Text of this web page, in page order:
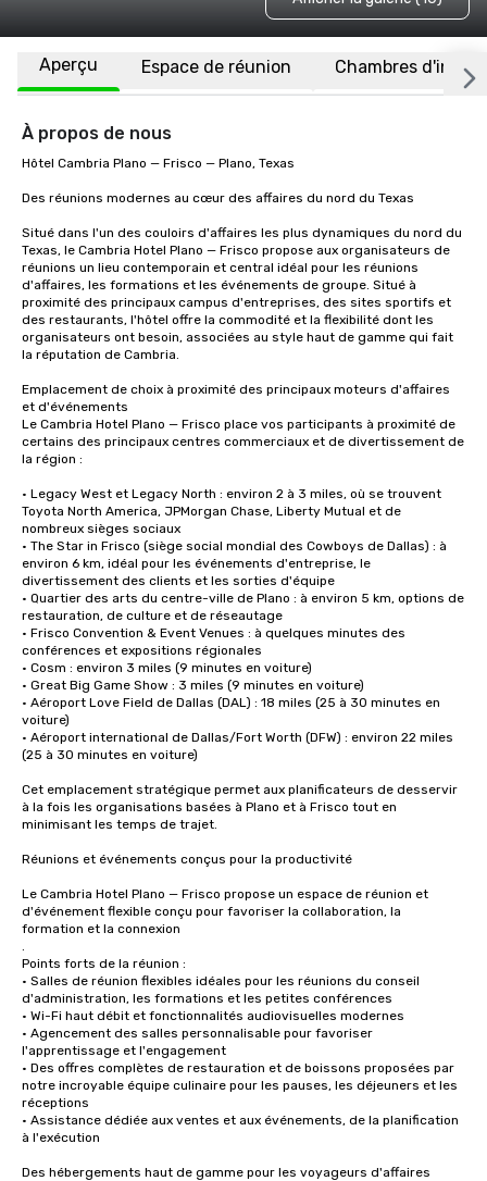
Aperçu Espace de réunion Chambres
À propos de nous
Hôtel Cambria Plano — Frisco — Plano, Texas
Des réunions modernes au cœur des affaires du nord du Texas
Situé dans l'un des couloirs d'affaires les plus dynamiques du nord du
Texas, le Cambria Hotel Plano — Frisco propose aux organisateurs de
réunions un lieu contemporain et central idéal pour les réunions
d'affaires, les formations et les événements de groupe. Situé à
proximité des principaux campus d'entreprises, des sites sportifs et
des restaurants, l'hôtel offre la commodité et la flexibilité dont les
organisateurs ont besoin, associées au style haut de gamme qui fait
la réputation de Cambria.
Emplacement de choix à proximité des principaux moteurs d'affaires
et d'événements
Le Cambria Hotel Plano — Frisco place vos participants à proximité de
certains des principaux centres commerciaux et de divertissement de
la région :
• Legacy West et Legacy North : environ 2 à 3 miles, où se trouvent
Toyota North America, JPMorgan Chase, Liberty Mutual et de
nombreux sièges sociaux
• The Star in Frisco (siège social mondial des Cowboys de Dallas) : à
environ 6 km, idéal pour les événements d'entreprise, le
divertissement des clients et les sorties d'équipe
• Quartier des arts du centre-ville de Plano : à environ 5 km, options de
restauration, de culture et de réseautage
• Frisco Convention & Event Venues : à quelques minutes des
conférences et expositions régionales
• Cosm : environ 3 miles (9 minutes en voiture)
• Great Big Game Show : 3 miles (9 minutes en voiture)
• Aéroport Love Field de Dallas (DAL) : 18 miles (25 à 30 minutes en
voiture)
• Aéroport international de Dallas/Fort Worth (DFW) : environ 22 miles
(25 à 30 minutes en voiture)
Cet emplacement stratégique permet aux planificateurs de desservir
à la fois les organisations basées à Plano et à Frisco tout en
minimisant les temps de trajet.
Réunions et événements conçus pour la productivité
Le Cambria Hotel Plano — Frisco propose un espace de réunion et
d'événement flexible conçu pour favoriser la collaboration, la
formation et la connexion
.
Points forts de la réunion :
• Salles de réunion flexibles idéales pour les réunions du conseil
d'administration, les formations et les petites conférences
• Wi-Fi haut débit et fonctionnalités audiovisuelles modernes
• Agencement des salles personnalisable pour favoriser
l'apprentissage et l'engagement
• Des offres complètes de restauration et de boissons proposées par
notre incroyable équipe culinaire pour les pauses, les déjeuners et les
réceptions
• Assistance dédiée aux ventes et aux événements, de la planification
à l'exécution
Des hébergements haut de gamme pour les voyageurs d'affaires